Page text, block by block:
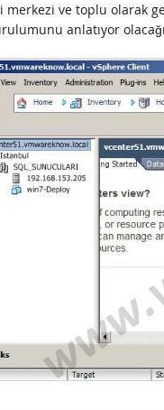
merkezi ve toplu olarak
anlatıyor